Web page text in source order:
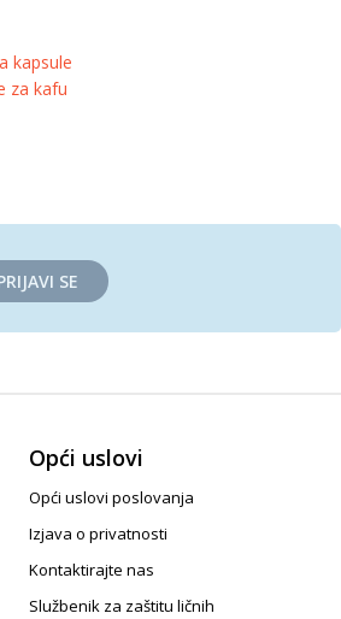
kapsule
za kafu
SE
Opći uslovi
Opći uslovi poslovanja
Izjava o privatnosti
Kontaktirajte nas
Službenik za zaštitu ličnih